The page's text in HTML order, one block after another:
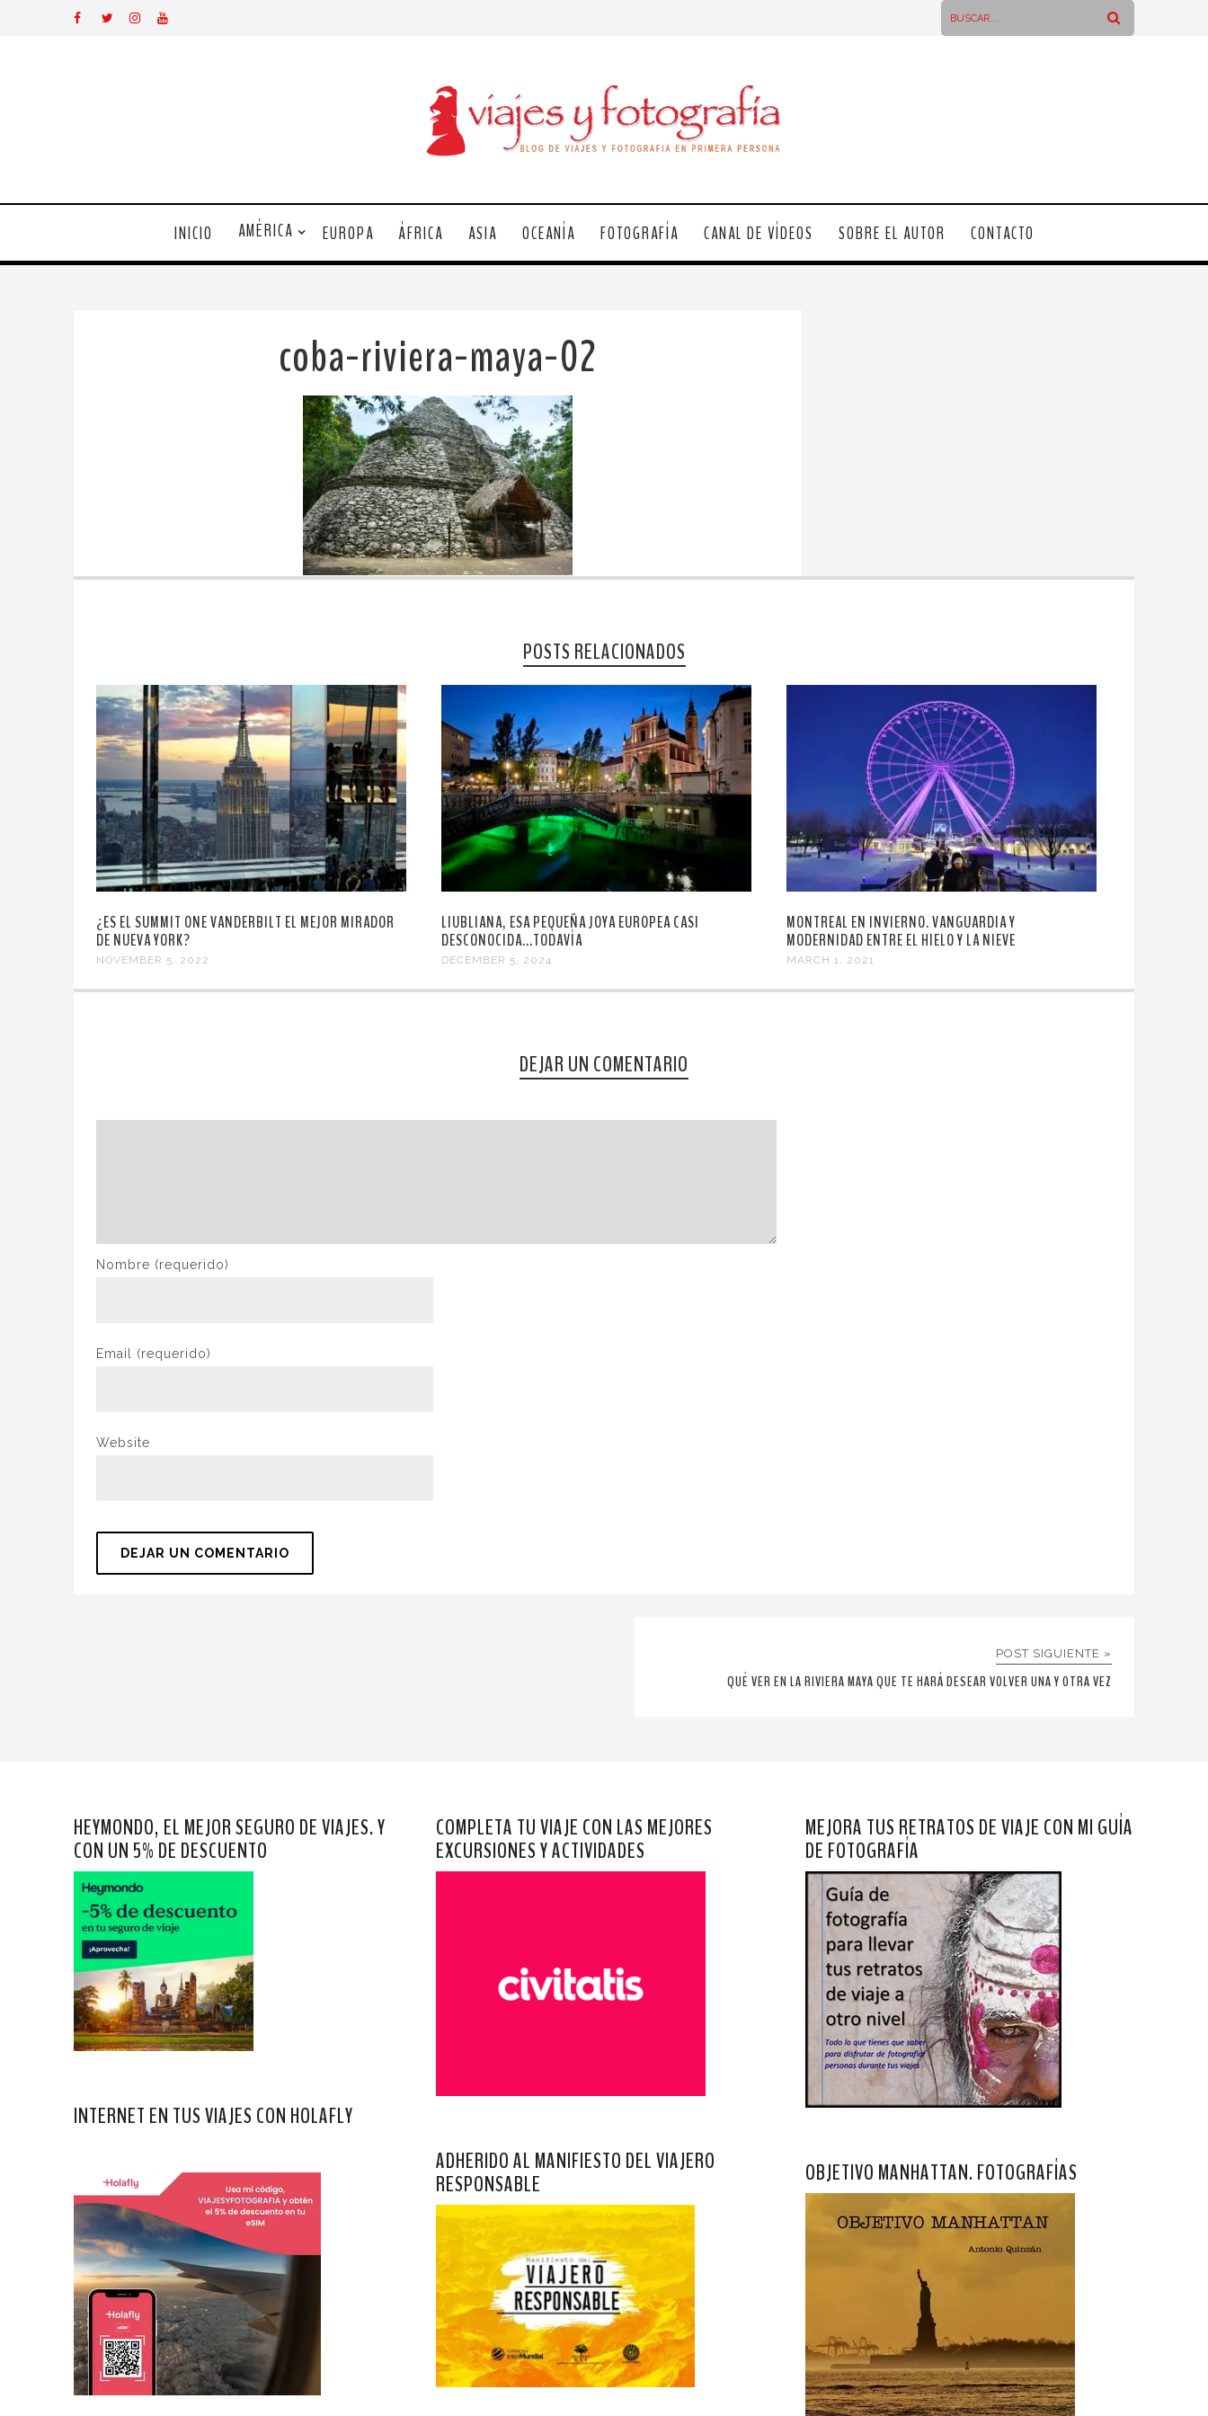
INICIO AMÉRICA EUROPA ÁFRICA ASIA OCEANÍA FOTOGRAFÍA CANAL DE VÍDEOS SOBRE EL AUTOR CONTACTO
coba-riviera-maya-02
POSTS RELACIONADOS
¿ES EL SUMMIT ONE VANDERBILT EL MEJOR MIRADOR
DE NUEVA YORK?
NOVEMBER 5, 2022
LIUBLIANA, ESA PEQUEÑA JOYA EUROPEA CASI
DESCONOCIDA...TODAVÍA
DECEMBER 5, 2024
MONTREAL EN INVIERNO. VANGUARDIA Y
MODERNIDAD ENTRE EL HIELO Y LA NIEVE
MARCH 1, 2021
DEJAR UN COMENTARIO
Nombre (requerido)
Email (requerido)
Website
POST SIGUIENTE »
QUÉ VER EN LA RIVIERA MAYA QUE TE HARÁ DESEAR VOLVER UNA Y OTRA VEZ
HEYMONDO, EL MEJOR SEGURO DE VIAJES. Y
CON UN 5% DE DESCUENTO
INTERNET EN TUS VIAJES CON HOLAFLY
COMPLETA TU VIAJE CON LAS MEJORES
EXCURSIONES Y ACTIVIDADES
ADHERIDO AL MANIFIESTO DEL VIAJERO
RESPONSABLE
MEJORA TUS RETRATOS DE VIAJE CON MI GUÍA
DE FOTOGRAFÍA
OBJETIVO MANHATTAN. FOTOGRAFÍAS